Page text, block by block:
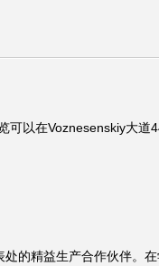
可以在Voznesenskiy大道
的精益生产合作伙伴。在